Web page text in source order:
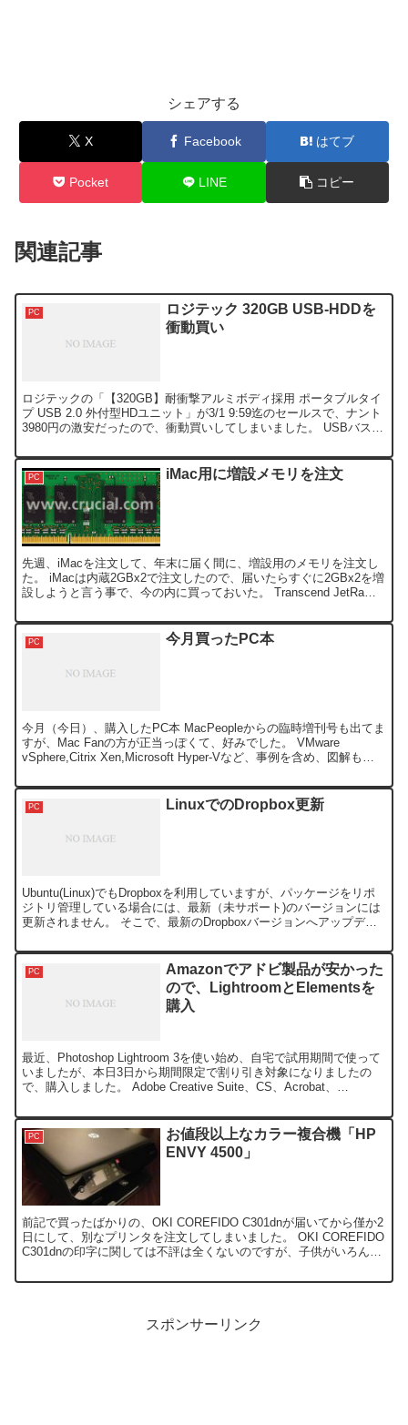
シェアする
X Facebook はてブ
Pocket LINE コピー
関連記事
PC
ロジテック 320GB USB-HDDを
衝動買い
ロジテックの「【320GB】耐衝撃アルミボディ採用 ポータブルタイ
プ USB 2.0 外付型HDユニット」が3/1 9:59迄のセールスで、ナント
3980円の激安だったので、衝動買いしてしまいました。 USBバスパ
PC iMac用に増設メモリを注文
先週、iMacを注文して、年末に届く間に、増設用のメモリを注文し
た。 iMacは内蔵2GBx2で注文したので、届いたらすぐに2GBx2を増
設しようと言う事で、今の内に買っておいた。 Transcend JetRam
PC 今月買ったPC本
今月（今日）、購入したPC本 MacPeopleからの臨時増刊号も出てま
すが、Mac Fanの方が正当っぽくて、好みでした。 VMware
vSphere,Citrix Xen,Microsoft Hyper-Vなど、事例を含め、図解もあ
PC LinuxでのDropbox更新
Ubuntu(Linux)でもDropboxを利用していますが、パッケージをリポ
ジトリ管理している場合には、最新（未サポート)のバージョンには
更新されません。 そこで、最新のDropboxバージョンへアップデー
PC
Amazonでアドビ製品が安かった
ので、LightroomとElementsを
購入
最近、Photoshop Lightroom 3を使い始め、自宅で試用期間で使って
いましたが、本日3日から期間限定で割り引き対象になりましたの
で、購入しました。 Adobe Creative Suite、CS、Acrobat、
PC
お値段以上なカラー複合機「HP
ENVY 4500」
前記で買ったばかりの、OKI COREFIDO C301dnが届いてから僅か2
日にして、別なプリンタを注文してしまいました。 OKI COREFIDO
C301dnの印字に関しては不評は全くないのですが、子供がいろんな
スポンサーリンク